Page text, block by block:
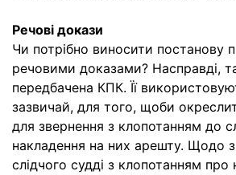
Речові докази
Чи потрібно виносити постанову
речовими доказами? Насправді,
передбачена КПК. Її
зазвичай, для того, щоби
для звернення з клопотанням до
накладення на них арешту. Щодо
слідчого судді з клопотанням про